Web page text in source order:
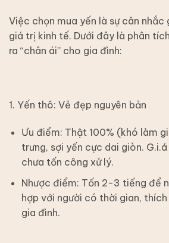
Việc chọn mua yến là sự cân nhắc
giá trị kinh tế. Dưới đây là phân
ra “chân ái” cho gia đình:
1. Yến thô: Vẻ đẹp nguyên bản
Ưu điểm: Thật 100% (khó làm
trưng, sợi yến cực dai giòn. G.i.á
chưa tốn công xử lý.
Nhược điểm: Tốn 2-3 tiếng để
hợp với người có thời gian,
gia đình.